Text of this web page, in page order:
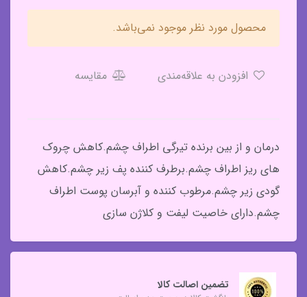
محصول مورد نظر موجود نمی‌باشد.
مقایسه
درمان و از بین برنده تیرگی اطراف چشم.کاهش چروک
های ریز اطراف چشم.برطرف کننده پف زیر چشم.کاهش
گودی زیر چشم.مرطوب کننده و آبرسان پوست اطراف
چشم.دارای خاصیت لیفت و کلاژن سازی
تضمین اصالت کالا